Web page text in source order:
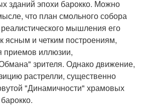
зданий эпохи барокко. Можно
что план смольного собора
мышления его
ясным и четким построениям,
приемов иллюзии,
зрителя. Однако движение,
растрелли, существенно
"Динамичности" храмовых